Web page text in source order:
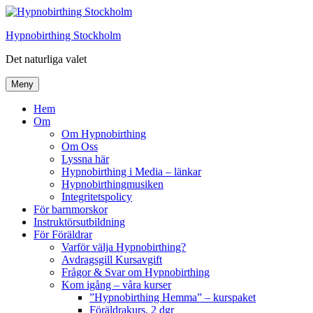
Hoppa
innehåll
Hypnobirthing Stockholm
Det naturliga valet
Meny
Hem
Om
Om Hypnobirthing
Om Oss
Lyssna här
Hypnobirthing i Media – länkar
Hypnobirthingmusiken
Integritetspolicy
För barnmorskor
Instruktörsutbildning
För Föräldrar
Varför välja Hypnobirthing?
Avdragsgill Kursavgift
Frågor & Svar om Hypnobirthing
Kom igång – våra kurser
”Hypnobirthing Hemma” – kurspaket
Föräldrakurs, 2 dgr